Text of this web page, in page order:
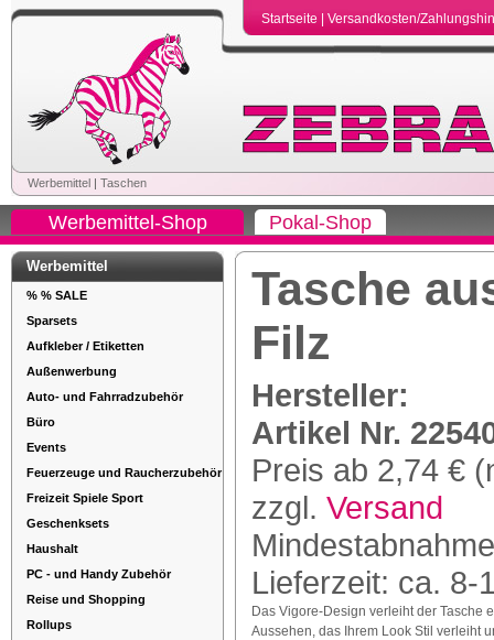
Startseite Versandkosten/
Werbemittel | Taschen
Werbemittel-Shop Pokal-Shop
Werbemittel
% % SALE
Sparsets
Aufkleber / Etiketten
Außenwerbung
Auto- und Fahrradzubehör
Büro
Events
Feuerzeuge und Raucherzubehör
Freizeit Spiele Sport
Geschenksets
Haushalt
PC - und Handy Zubehör
Reise und Shopping
Rollups
Tasche
Filz
Hersteller:
Artikel Nr.
Preis ab 2,74 €
zzgl. Versand
Lieferzeit: ca. 8-
Das Vigore-Design verleiht der Tasche
Aussehen, das Ihrem Look Stil verleiht